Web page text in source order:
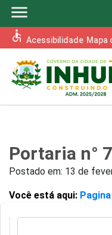
menu
accessible Acessibilidade Mapa
Portaria n°
Postado em: 13 de
Você está aqui: